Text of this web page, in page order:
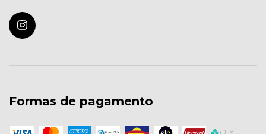
Formas de pagamento